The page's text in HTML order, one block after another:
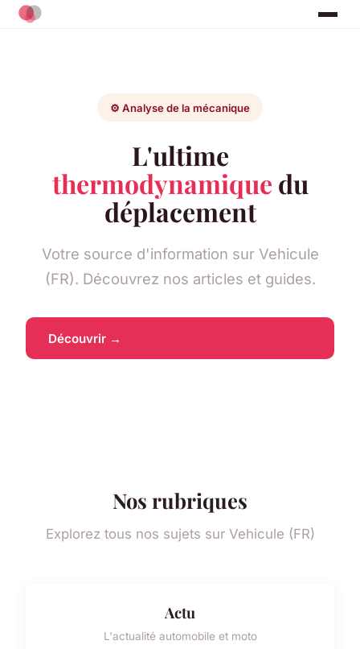
⚙️ Analyse de la mécanique
L'ultime
thermodynamique du
déplacement
Votre source d'information sur Vehicule
(FR). Découvrez nos articles et guides.
Découvrir →
Nos rubriques
Explorez tous nos sujets sur Vehicule (FR)
Actu
L'actualité automobile et moto